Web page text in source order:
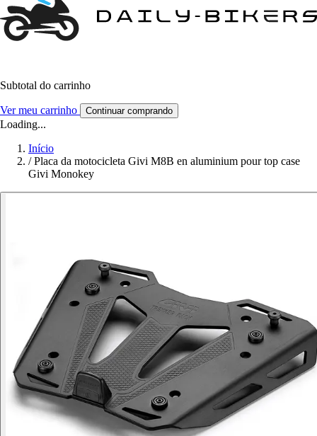
Subtotal do carrinho
Ver meu carrinho Continuar comprando
Loading...
Início
/ Placa da motocicleta Givi M8B en aluminium pour top case
Givi Monokey